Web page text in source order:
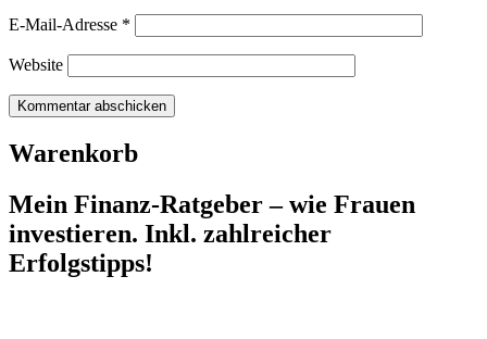
E-Mail-Adresse *
Website
Warenkorb
Mein Finanz-Ratgeber – wie Frauen
investieren. Inkl. zahlreicher
Erfolgstipps!